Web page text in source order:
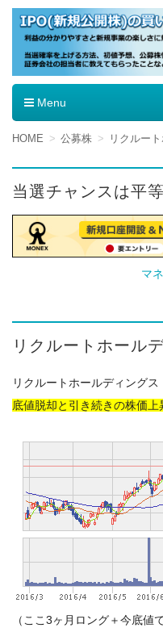
IPO（新規
Menu
コ
テ
ン
ツ
へ
移
動
HOME 公募株 リクルー
当選チャンスは平
マ
リクルートホール
リクルートホールディングス
底値脱却と引き続きの株価上
（ここ3ヶ月ロング＋今底値で